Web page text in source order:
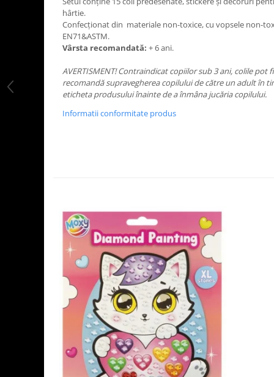
LEGO Creator Expert
LEGO Architecture
LEGO Speed Champions
hârtie.
Confecționat din materiale non-toxice, cu vopsele non-
EN71&ASTM.
Vârsta recomandată: + 6 ani.
AVERTISMENT! Contraindicat copiilor sub 3 ani, colile pot
recomandă supravegherea copilului de către un adult în
eticheta produsului înainte de a înmâna jucăria copilului.
Informatii conformitate produs